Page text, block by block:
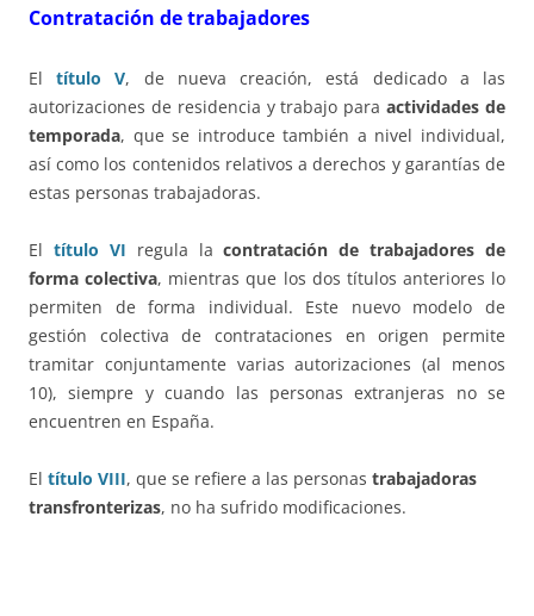
Contratación de trabajadores
Eltítulo V, de nueva creación, está dedicado a las
autorizaciones de residencia y trabajo paraactividades de
temporada, que se introduce también a nivel individual,
así como los contenidos relativos a derechos y garantías de
estas personas trabajadoras.
El título VI regula lacontratación de trabajadores de
forma colectiva, mientras que los dos títulos anteriores lo
permiten de forma individual. Este nuevo modelo de
gestión colectiva de contrataciones en origen permite
tramitar conjuntamente varias autorizaciones (al menos
10), siempre y cuando las personas extranjeras no se
encuentren en España.
El título VIII, que se refiere a las personas trabajadoras
transfronterizas, no ha sufrido modificaciones.